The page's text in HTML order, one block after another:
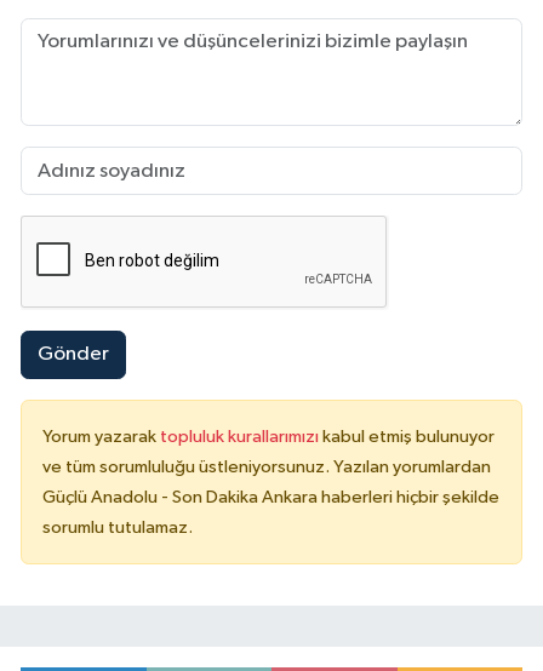
Gönder
Yorum yazarak topluluk kurallarımızı kabul etmiş bulunuyor
ve tüm sorumluluğu üstleniyorsunuz. Yazılan yorumlardan
Güçlü Anadolu - Son Dakika Ankara haberleri hiçbir şekilde
sorumlu tutulamaz.